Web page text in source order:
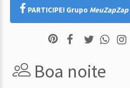
PARTICIPE! Grupo MeuZapZap
Boa noite